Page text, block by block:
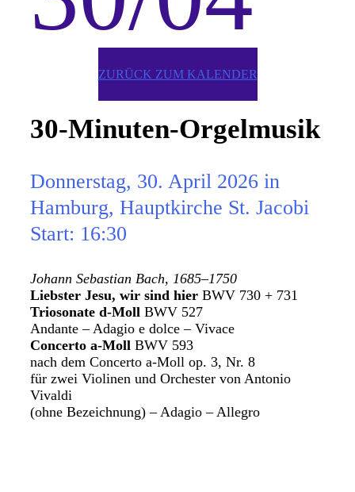
ZURÜCK ZUM KALENDER
30-Minuten-Orgelmusik
Donnerstag, 30. April 2026 in
Hamburg, Hauptkirche St. Jacobi
Start: 16:30
Johann Sebastian Bach, 1685–1750
Liebster Jesu, wir sind hier BWV 730 + 731
Triosonate d-Moll BWV 527
Andante – Adagio e dolce – Vivace
Concerto a-Moll BWV 593
nach dem Concerto a-Moll op. 3, Nr. 8
für zwei Violinen und Orchester von Antonio
Vivaldi
(ohne Bezeichnung) – Adagio – Allegro